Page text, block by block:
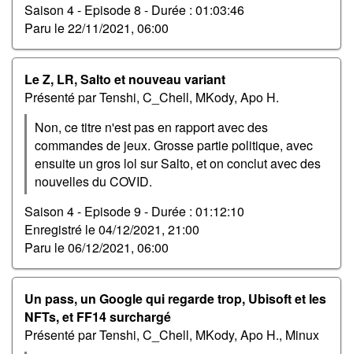
Saison 4 - Episode 8 - Durée : 01:03:46
Paru le22/11/2021, 06:00
Le Z, LR, Salto et nouveau variant
Présenté par Tenshi, C_Chell, MKody, Apo H.
Non, ce titre n'est pas en rapport avec des
commandes de jeux. Grosse partie politique, avec
ensuite un gros lol sur Salto, et on conclut avec des
nouvelles du COVID.
Saison 4 - Episode 9 - Durée : 01:12:10
Enregistré le04/12/2021, 21:00
Paru le06/12/2021, 06:00
Un pass, un Google qui regarde trop, Ubisoft et les
NFTs, et FF14 surchargé
Présenté par Tenshi, C_Chell, MKody, Apo H., Minux